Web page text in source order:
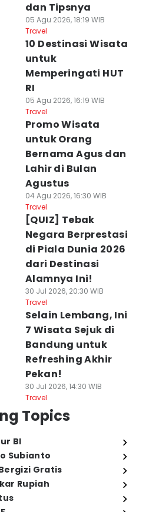
dan Tipsnya
05 Agu 2026, 18:19 WIB
Travel
10 Destinasi Wisata
untuk
Memperingati HUT
RI
05 Agu 2026, 16:19 WIB
Travel
Promo Wisata
untuk Orang
Bernama Agus dan
Lahir di Bulan
Agustus
04 Agu 2026, 16:30 WIB
Travel
[QUIZ] Tebak
Negara Berprestasi
di Piala Dunia 2026
dari Destinasi
Alamnya Ini!
30 Jul 2026, 20:30 WIB
Travel
Selain Lembang, Ini
7 Wisata Sejuk di
Bandung untuk
Refreshing Akhir
Pekan!
30 Jul 2026, 14:30 WIB
Travel
Topics
BI
Subianto
Gratis
Rupiah